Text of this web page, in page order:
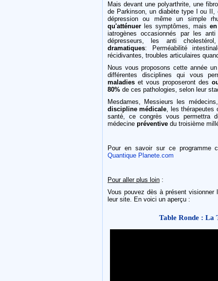
Mais devant une polyarthrite, une
de Parkinson, un diabète type I ou II,
dépression ou même un simple
qu'atténuer les symptômes, mais
iatrogènes occasionnés par les
dépresseurs, les anti
dramatiques: Perméabilité
récidivantes, troubles articulaires
Nous vous proposons cette année
différentes disciplines qui vous
maladies et vous proposeront des
80% de ces pathologies, selon leur
Mesdames, Messieurs les
discipline médicale, les thérapeutes
santé, ce congrès vous permettra
médecine préventive du troisième
Pour en savoir sur ce programme
Quantique Planete.com
Pour aller plus loin :
Vous pouvez dès à présent
leur site. En voici un aperçu :
Table Ronde : La